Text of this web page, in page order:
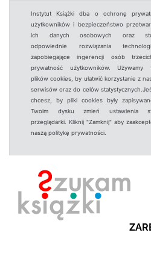
Instytut Książki dba o ochronę
użytkowników i bezpieczeństwo
ich danych osobowych oraz
odpowiednie rozwiązania
zapobiegające ingerencji osób
prywatność użytkowników. Używamy
plików cookies, by ułatwić korzystanie z
serwisów oraz do celów
chcesz, by pliki cookies były
Twoim dysku zmień ustawienia
przeglądarki. Kliknij "Zamknij" aby
naszą politykę prywatności.